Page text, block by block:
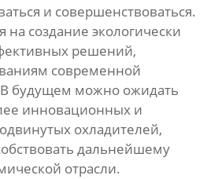
и совершенствоваться.
создание экологически
решений,
современной
будущем можно ожидать
инновационных и
охладителей,
дальнейшему
отрасли.